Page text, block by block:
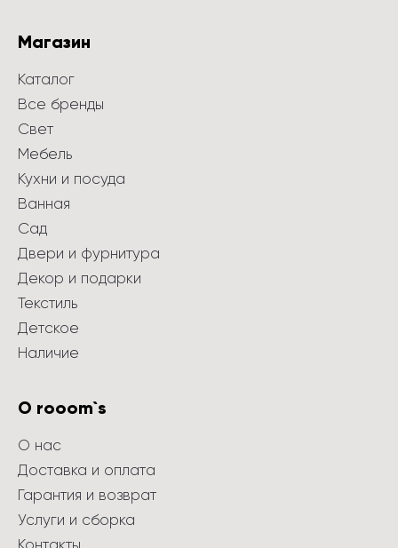
Магазин
Каталог
Все бренды
Свет
Мебель
Кухни и посуда
Ванная
Сад
Двери и фурнитура
Декор и подарки
Текстиль
Детское
Наличие
О rooom`s
О нас
Доставка и оплата
Гарантия и возврат
Услуги и сборка
Контакты